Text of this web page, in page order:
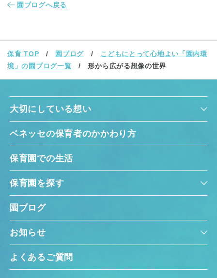
園ブログへ戻る
保育 TOP 園ブログ
こどもにとって心地よい「園内環
境」の園ブログ一覧
形から広がる想像の世界
大切にしている想い
ベネッセの保育者のかかわり方
保育園での生活
保育園を探す
園ブログ
お知らせ
よくあるご質問